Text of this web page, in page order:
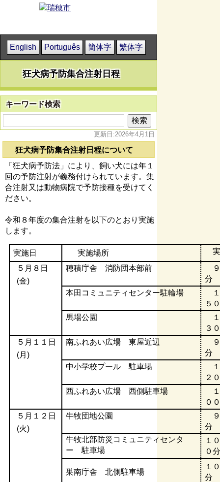
English Português 簡体字 繁体字
狂犬病予防集合注射日程
キーワード検索
更新日:2026年4月1日
狂犬病予防集合注射日程について
「狂犬病予防法」により、飼い犬には年１
回の予防注射が義務付けられています。集
合注射又は動物病院で予防接種を受けてく
ださい。
令和８年度の集合注射を以下のとおり実施
します。
実施日 実施場所
実
５月８日
(金)
穂積庁舎 消防団本部前
９
分
本田コミュニティセンター駐輪場
１
５
馬場公園
１
３
５月１１日
(月)
南ふれあい広場 東屋近辺
９
分
中小学校プール 駐車場
１
２
西ふれあい広場 西側駐車場
１
０
５月１２日
(火)
牛牧団地公園
９
分
牛牧北部防災コミュニティセンタ
ー 駐車場
１
０
巣南庁舎 北側駐車場
１
分